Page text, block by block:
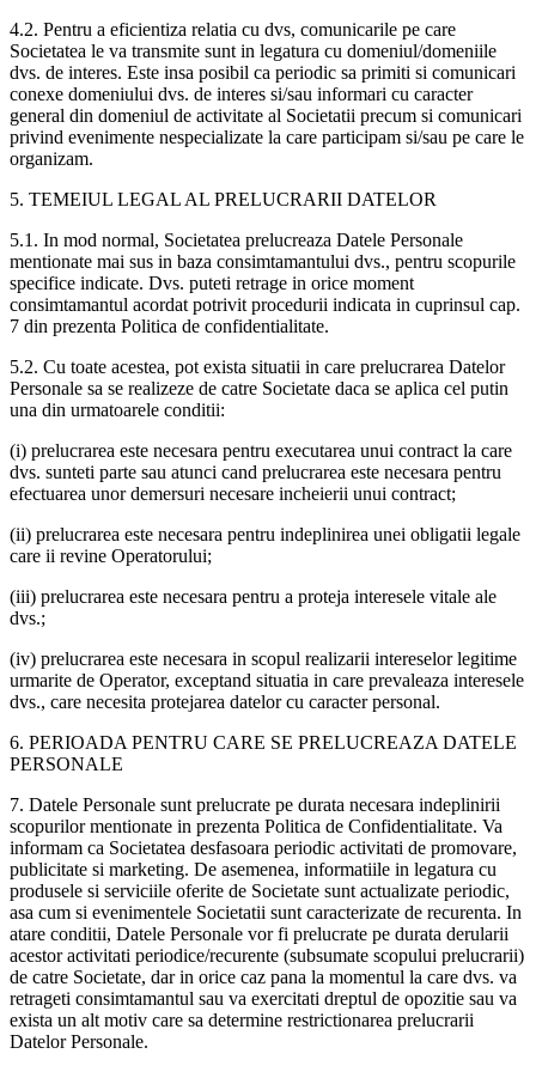
4.2. Pentru a eficientiza relatia cu dvs, comunicarile pe care
Societatea le va transmite sunt in legatura cu domeniul/domeniile
dvs. de interes. Este insa posibil ca periodic sa primiti si comunicari
conexe domeniului dvs. de interes si/sau informari cu caracter
general din domeniul de activitate al Societatii precum si comunicari
privind evenimente nespecializate la care participam si/sau pe care le
organizam.
5. TEMEIUL LEGAL AL PRELUCRARII DATELOR
5.1. In mod normal, Societatea prelucreaza Datele Personale
mentionate mai sus in baza consimtamantului dvs., pentru scopurile
specifice indicate. Dvs. puteti retrage in orice moment
consimtamantul acordat potrivit procedurii indicata in cuprinsul cap.
7 din prezenta Politica de confidentialitate.
5.2. Cu toate acestea, pot exista situatii in care prelucrarea Datelor
Personale sa se realizeze de catre Societate daca se aplica cel putin
una din urmatoarele conditii:
(i) prelucrarea este necesara pentru executarea unui contract la care
dvs. sunteti parte sau atunci cand prelucrarea este necesara pentru
efectuarea unor demersuri necesare incheierii unui contract;
(ii) prelucrarea este necesara pentru indeplinirea unei obligatii legale
care ii revine Operatorului;
(iii) prelucrarea este necesara pentru a proteja interesele vitale ale
dvs.;
(iv) prelucrarea este necesara in scopul realizarii intereselor legitime
urmarite de Operator, exceptand situatia in care prevaleaza interesele
dvs., care necesita protejarea datelor cu caracter personal.
6. PERIOADA PENTRU CARE SE PRELUCREAZA DATELE
PERSONALE
7. Datele Personale sunt prelucrate pe durata necesara indeplinirii
scopurilor mentionate in prezenta Politica de Confidentialitate. Va
informam ca Societatea desfasoara periodic activitati de promovare,
publicitate si marketing. De asemenea, informatiile in legatura cu
produsele si serviciile oferite de Societate sunt actualizate periodic,
asa cum si evenimentele Societatii sunt caracterizate de recurenta. In
atare conditii, Datele Personale vor fi prelucrate pe durata derularii
acestor activitati periodice/recurente (subsumate scopului prelucrarii)
de catre Societate, dar in orice caz pana la momentul la care dvs. va
retrageti consimtamantul sau va exercitati dreptul de opozitie sau va
exista un alt motiv care sa determine restrictionarea prelucrarii
Datelor Personale.